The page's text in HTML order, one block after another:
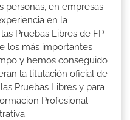
personas, en empresas
en la
Pruebas Libres de FP
los más importantes
y hemos conseguido
la titulación oficial de
Pruebas Libres y para
Profesional